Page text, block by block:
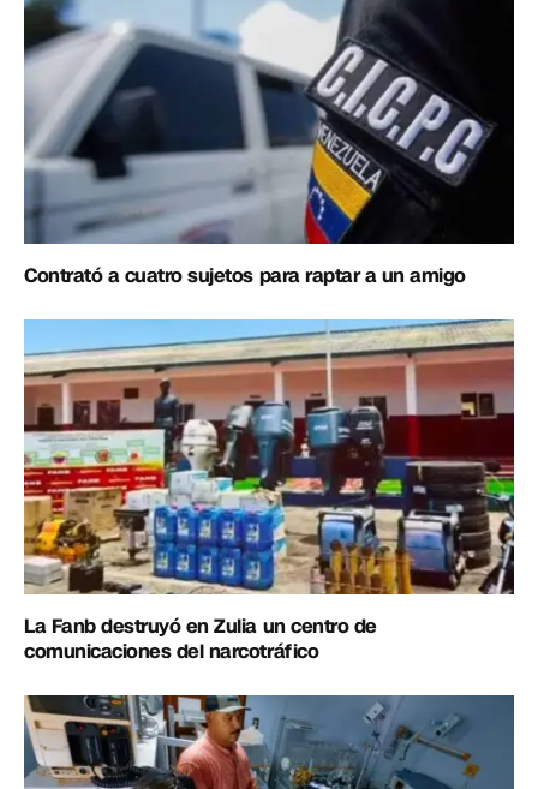
Contrató a cuatro sujetos para raptar a un amigo
La Fanb destruyó en Zulia un centro de
comunicaciones del narcotráfico